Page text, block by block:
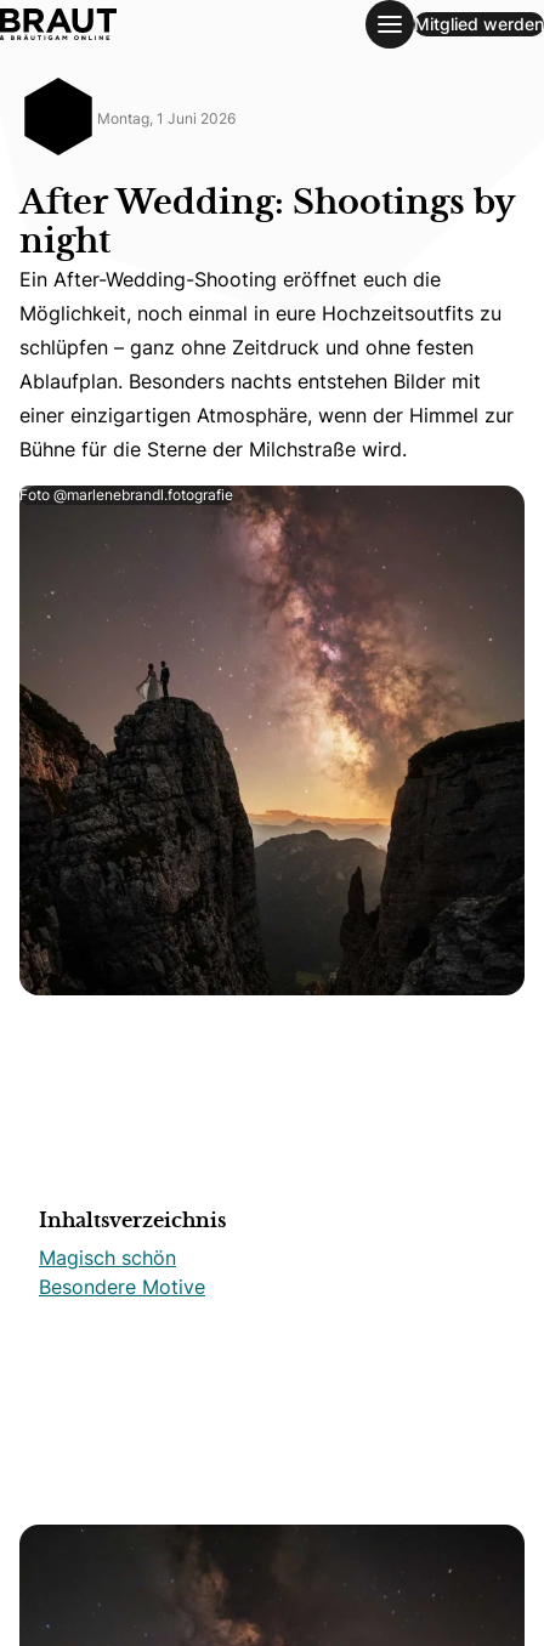
Mitglied werden
Montag, 1 Juni 2026
After Wedding: Shootings by
night
Ein After-Wedding-Shooting eröffnet euch die
Ein After-Wedding-Shooting eröffnet euch die
Möglichkeit, noch einmal in eure Hochzeitsoutfits zu
schlüpfen – ganz ohne Zeitdruck und ohne festen
Ablaufplan. Besonders nachts entstehen Bilder mit
einer einzigartigen Atmosphäre, wenn der Himmel zur
Bühne für die Sterne der Milchstraße wird.
Foto @marlenebrandl.fotografie
Inhaltsverzeichnis
Magisch schön
Besondere Motive